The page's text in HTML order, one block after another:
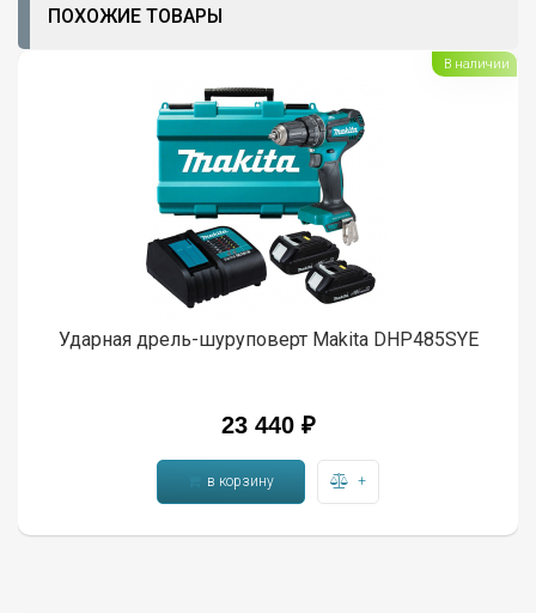
ПОХОЖИЕ ТОВАРЫ
Ударная дрель-шуруповерт Makita DHP485SYE
23 440 ₽
в корзину +
В наличии